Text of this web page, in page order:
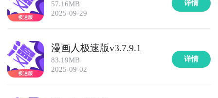
57.16MB
2025-09-29
详情
漫画人极速版v3.7.9.1
83.19MB
2025-09-02
详情